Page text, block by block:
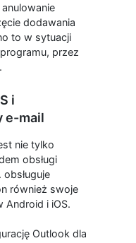
dodawania
to w sytuacji
przez
i
e-mail
nie tylko
obsługi
również swoje
Android i iOS.
Outlook dla